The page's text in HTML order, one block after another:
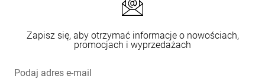
Zapisz się, aby otrzymać informacje o nowościach,
promocjach i wyprzedażach
Podaj adres e-mail